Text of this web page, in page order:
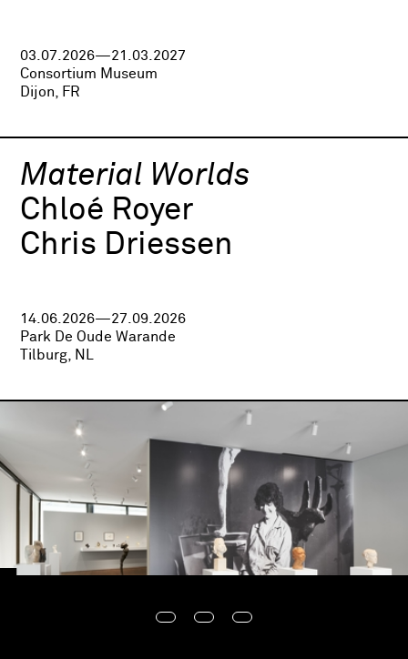
03.07.2026—21.03.2027
Consortium Museum
Dijon, FR
Material Worlds
Chloé Royer
Chris Driessen
14.06.2026—27.09.2026
Park De Oude Warande
Tilburg, NL